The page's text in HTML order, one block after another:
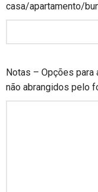
casa/apartamento/
Notas – Opções
não abrangidos pelo